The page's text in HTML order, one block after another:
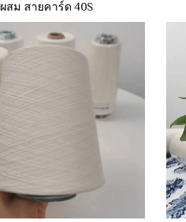
ผสม สายคาร์ด 40S